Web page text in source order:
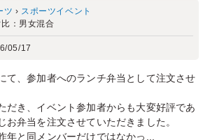
ツ › スポーツイベント
： 男女混合
05/17
て、参加者へのランチ弁当として注文させ
だき、イベント参加者からも大変好評であ
お弁当を注文させていただきました。
年と同メンバーだけではなかっ...